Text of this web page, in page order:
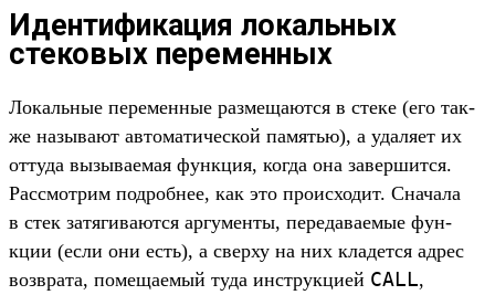
Идентификация локальных
стековых переменных
Ло­каль­ные перемен­ные раз­меща­ются в сте­ке (его так­
же называ­ют авто­мати­чес­кой памятью), а уда­ляет их
отту­да вызыва­емая фун­кция, ког­да она завер­шится.
Рас­смот­рим под­робнее, как это про­исхо­дит. Сна­чала
в стек затяги­вают­ся аргу­мен­ты, переда­ваемые фун­
кции (если они есть), а свер­ху на них кла­дет­ся адрес
воз­вра­та, помеща­емый туда инс­трук­цией CALL,